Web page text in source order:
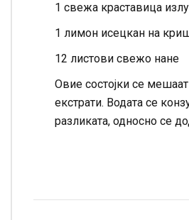
1 свежа краставица
1 лимон исецкан на
12 листови свежо нане
Овие состојки се мешаат
екстрати. Водата се
разликата, односно се